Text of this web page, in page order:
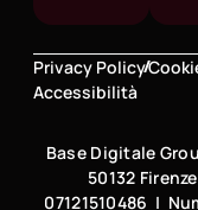
Privacy Policy
Accessibilità
Base Digitale
50132
07121510486 |